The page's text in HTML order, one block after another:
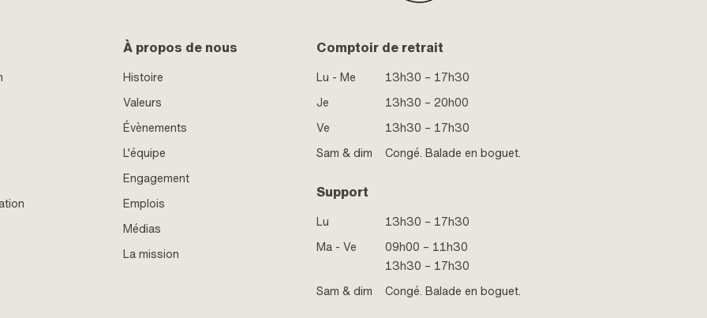
À propos de nous
Histoire
Valeurs
Évènements
L'équipe
Engagement
Emplois
Médias
La mission
Comptoir de retrait
Lu - Me
13h30 – 17h30
Je
13h30 – 20h00
Ve
13h30 – 17h30
Sam & dim
Congé. Balade en boguet.
Support
Lu
13h30 – 17h30
Ma - Ve
09h00 – 11h30
13h30 – 17h30
Sam & dim
Congé. Balade en boguet.